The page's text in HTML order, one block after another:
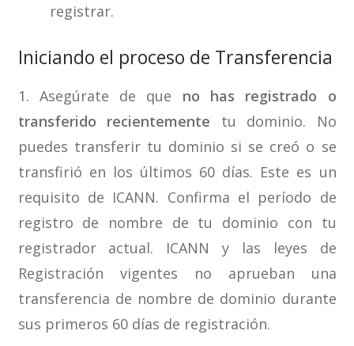
registrar.
Iniciando el proceso de Transferencia
1. Asegúrate de que no has registrado o
transferido recientemente tu dominio. No
puedes transferir tu dominio si se creó o se
transfirió en los últimos 60 días. Este es un
requisito de ICANN. Confirma el período de
registro de nombre de tu dominio con tu
registrador actual. ICANN y las leyes de
Registración vigentes no aprueban una
transferencia de nombre de dominio durante
sus primeros 60 días de registración.